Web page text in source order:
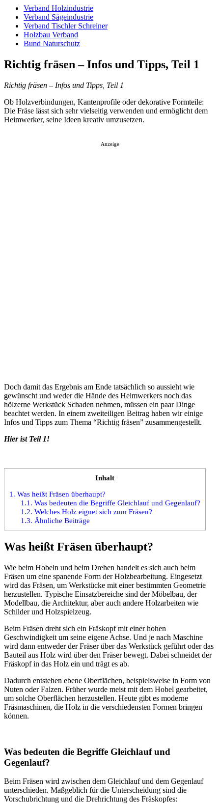
Verband Holzindustrie
Verband Sägeindustrie
Verband Tischler Schreiner
Holzbau Verband
Bund Naturschutz
Richtig fräsen – Infos und Tipps, Teil 1
Richtig fräsen – Infos und Tipps, Teil 1
Ob Holzverbindungen, Kantenprofile oder dekorative Formteile:
Die Fräse lässt sich sehr vielseitig verwenden und ermöglicht dem
Heimwerker, seine Ideen kreativ umzusetzen.
Anzeige
Doch damit das Ergebnis am Ende tatsächlich so aussieht wie
gewünscht und weder die Hände des Heimwerkers noch das
hölzerne Werkstück Schaden nehmen, müssen ein paar Dinge
beachtet werden. In einem zweiteiligen Beitrag haben wir einige
Infos und Tipps zum Thema “Richtig fräsen” zusammengestellt.
Hier ist Teil 1!
Inhalt
1. Was heißt Fräsen überhaupt?
1.1. Was bedeuten die Begriffe Gleichlauf und Gegenlauf?
1.2. Welches Holz eignet sich zum Fräsen?
1.3. Ähnliche Beiträge
Was heißt Fräsen überhaupt?
Wie beim Hobeln und beim Drehen handelt es sich auch beim
Fräsen um eine spanende Form der Holzbearbeitung. Eingesetzt
wird das Fräsen, um Werkstücke mit einer bestimmten Geometrie
herzustellen. Typische Einsatzbereiche sind der Möbelbau, der
Modellbau, die Architektur, aber auch andere Holzarbeiten wie
Schilder und Holzspielzeug.
Beim Fräsen dreht sich ein Fräskopf mit einer hohen
Geschwindigkeit um seine eigene Achse. Und je nach Maschine
wird dann entweder der Fräser über das Werkstück geführt oder das
Bauteil aus Holz wird über den Fräser bewegt. Dabei schneidet der
Fräskopf in das Holz ein und trägt es ab.
Dadurch entstehen ebene Oberflächen, beispielsweise in Form von
Nuten oder Falzen. Früher wurde meist mit dem Hobel gearbeitet,
um solche Oberflächen herzustellen. Heute gibt es moderne
Fräsmaschinen, die Holz in die verschiedensten Formen bringen
können.
Was bedeuten die Begriffe Gleichlauf und
Gegenlauf?
Beim Fräsen wird zwischen dem Gleichlauf und dem Gegenlauf
unterschieden. Maßgeblich für die Unterscheidung sind die
Vorschubrichtung und die Drehrichtung des Fräskopfes: